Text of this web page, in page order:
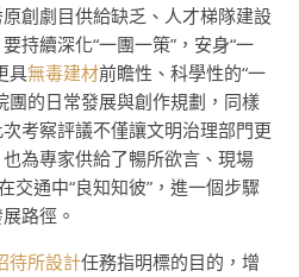
創劇目供給缺乏、人才梯隊建設
持續深化“一團一策”，安身“一
具無毒建材前瞻性、科學性的“一
團的日常發展與創作規劃，同樣
考察評議不僅讓文明治理部門更
為專家供給了暢所欲言、現場
交通中“良知知彼”，進一個步驟
路徑。
待所設計任務指明標的目的，增